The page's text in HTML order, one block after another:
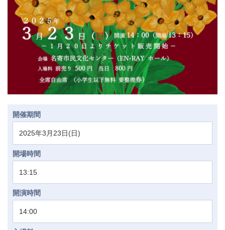
開催期間
2025年3月23日(日)
開場時間
13:15
開演時間
14:00